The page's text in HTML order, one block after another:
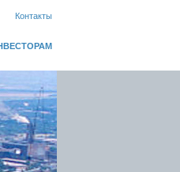
Контакты